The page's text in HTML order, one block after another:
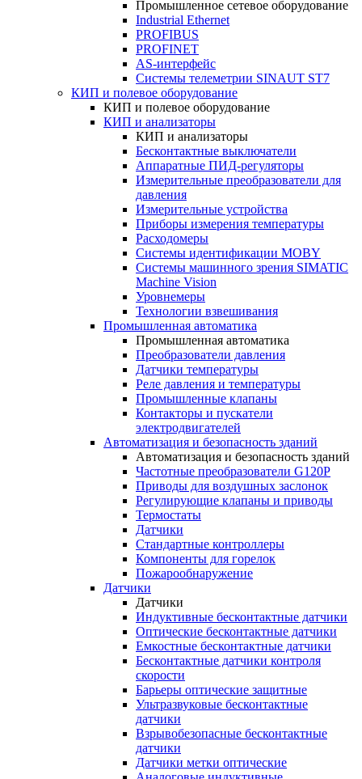
Промышленное сетевое оборудование
Industrial Ethernet
PROFIBUS
PROFINET
AS-интерфейс
Системы телеметрии SINAUT ST7
КИП и полевое оборудование
КИП и полевое оборудование
КИП и анализаторы
КИП и анализаторы
Бесконтактные выключатели
Аппаратные ПИД-регуляторы
Измерительные преобразователи для
давления
Измерительные устройства
Приборы измерения температуры
Расходомеры
Системы идентификации MOBY
Системы машинного зрения SIMATIC
Machine Vision
Уровнемеры
Технологии взвешивания
Промышленная автоматика
Промышленная автоматика
Преобразователи давления
Датчики температуры
Реле давления и температуры
Промышленные клапаны
Контакторы и пускатели
электродвигателей
Автоматизация и безопасность зданий
Автоматизация и безопасность зданий
Частотные преобразователи G120P
Приводы для воздушных заслонок
Регулирующие клапаны и приводы
Термостаты
Датчики
Стандартные контроллеры
Компоненты для горелок
Пожарообнаружение
Датчики
Датчики
Индуктивные бесконтактные датчики
Оптические бесконтактные датчики
Емкостные бесконтактные датчики
Бесконтактные датчики контроля
скорости
Барьеры оптические защитные
Ультразвуковые бесконтактные
датчики
Взрывобезопасные бесконтактные
датчики
Датчики метки оптические